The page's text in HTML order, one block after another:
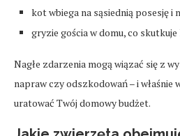
kot wbiega na sąsiednią posesję i
gryzie gościa w domu, co
Nagłe zdarzenia mogą wiązać się z
napraw czy odszkodowań – i właśnie
uratować Twój domowy budżet.